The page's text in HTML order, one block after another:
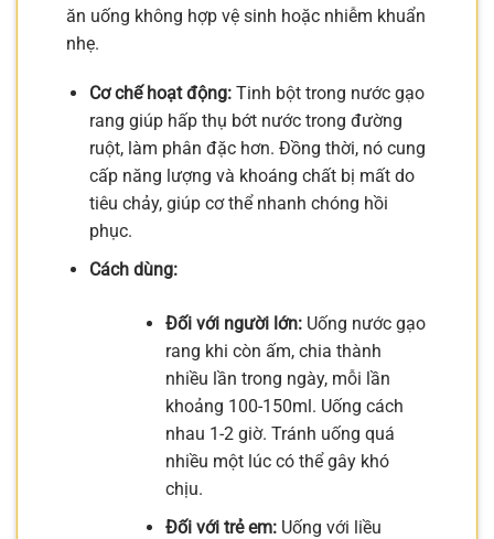
ăn uống không hợp vệ sinh hoặc nhiễm khuẩn
nhẹ.
Cơ chế hoạt động:Tinh bột trong nước gạo
rang giúp hấp thụ bớt nước trong đường
ruột, làm phân đặc hơn. Đồng thời, nó cung
cấp năng lượng và khoáng chất bị mất do
tiêu chảy, giúp cơ thể nhanh chóng hồi
phục.
Cách dùng:
Đối với người lớn:Uống nước gạo
rang khi còn ấm, chia thành
nhiều lần trong ngày, mỗi lần
khoảng 100-150ml. Uống cách
nhau 1-2 giờ. Tránh uống quá
nhiều một lúc có thể gây khó
chịu.
Đối với trẻ em:Uống với liều